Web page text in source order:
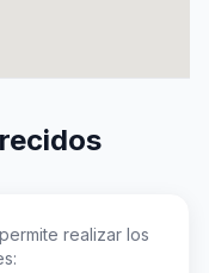
realizar los